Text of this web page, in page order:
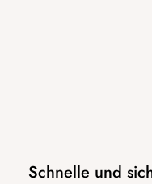
Schnelle und